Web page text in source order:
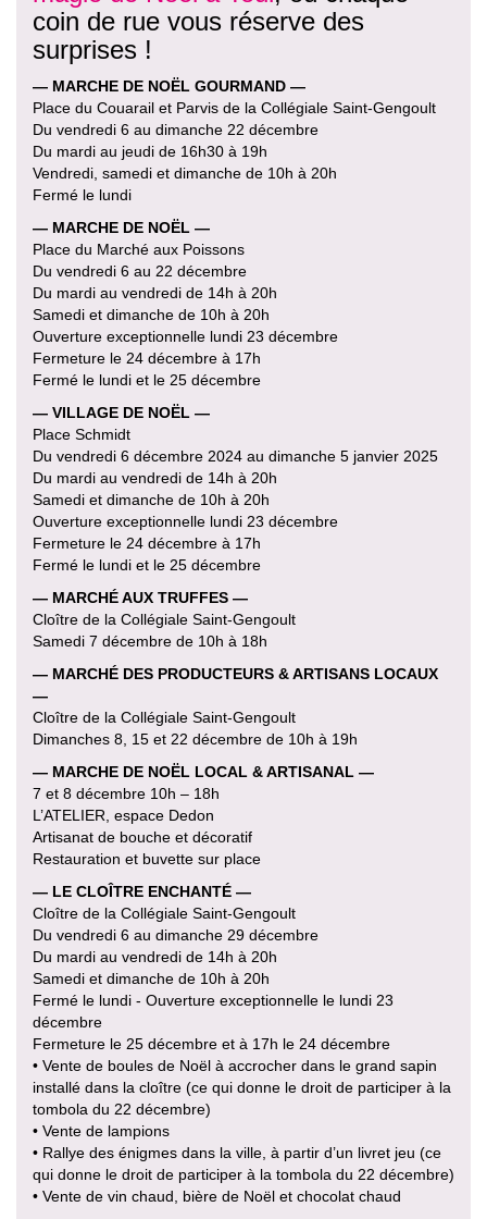
coin de rue vous réserve des
surprises !
— MARCHE DE NOËL GOURMAND —
Place du Couarail et Parvis de la Collégiale Saint-Gengoult
Du vendredi 6 au dimanche 22 décembre
Du mardi au jeudi de 16h30 à 19h
Vendredi, samedi et dimanche de 10h à 20h
Fermé le lundi
— MARCHE DE NOËL —
Place du Marché aux Poissons
Du vendredi 6 au 22 décembre
Du mardi au vendredi de 14h à 20h
Samedi et dimanche de 10h à 20h
Ouverture exceptionnelle lundi 23 décembre
Fermeture le 24 décembre à 17h
Fermé le lundi et le 25 décembre
— VILLAGE DE NOËL —
Place Schmidt
Du vendredi 6 décembre 2024 au dimanche 5 janvier 2025
Du mardi au vendredi de 14h à 20h
Samedi et dimanche de 10h à 20h
Ouverture exceptionnelle lundi 23 décembre
Fermeture le 24 décembre à 17h
Fermé le lundi et le 25 décembre
— MARCHÉ AUX TRUFFES —
Cloître de la Collégiale Saint-Gengoult
Samedi 7 décembre de 10h à 18h
— MARCHÉ DES PRODUCTEURS & ARTISANS LOCAUX
—
Cloître de la Collégiale Saint-Gengoult
Dimanches 8, 15 et 22 décembre de 10h à 19h
— MARCHE DE NOËL LOCAL & ARTISANAL —
7 et 8 décembre 10h – 18h
L’ATELIER, espace Dedon
Artisanat de bouche et décoratif
Restauration et buvette sur place
— LE CLOÎTRE ENCHANTÉ —
Cloître de la Collégiale Saint-Gengoult
Du vendredi 6 au dimanche 29 décembre
Du mardi au vendredi de 14h à 20h
Samedi et dimanche de 10h à 20h
Fermé le lundi - Ouverture exceptionnelle le lundi 23
décembre
Fermeture le 25 décembre et à 17h le 24 décembre
• Vente de boules de Noël à accrocher dans le grand sapin
installé dans la cloître (ce qui donne le droit de participer à la
tombola du 22 décembre)
• Vente de lampions
• Rallye des énigmes dans la ville, à partir d’un livret jeu (ce
qui donne le droit de participer à la tombola du 22 décembre)
• Vente de vin chaud, bière de Noël et chocolat chaud